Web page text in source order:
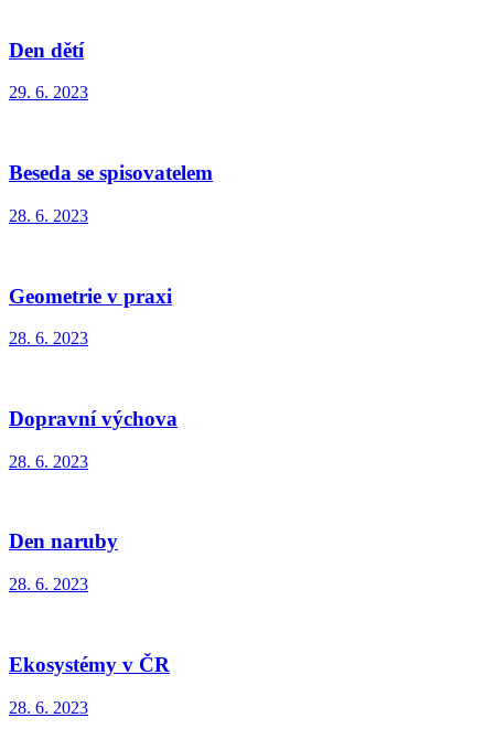
Den dětí
29. 6. 2023
Beseda se spisovatelem
28. 6. 2023
Geometrie v praxi
28. 6. 2023
Dopravní výchova
28. 6. 2023
Den naruby
28. 6. 2023
Ekosystémy v ČR
28. 6. 2023